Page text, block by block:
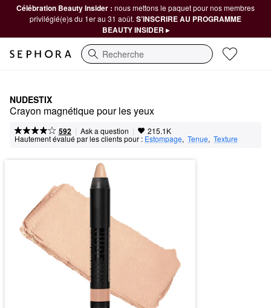
Célébration Beauty Insider : nous mettons le paquet pour nos membres
privilégié(e)s du 1er au 31 août. S’INSCRIRE AU PROGRAMME
BEAUTY INSIDER ▸
Recherche
NUDESTIX
Crayon magnétique pour les yeux
592 | Ask a question | 215.1K
Hautement évalué par les clients pour : Estompage, Tenue, Texture